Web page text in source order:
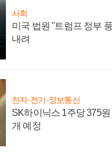
사회
미국 법원 "트럼프 정부
내려
전자·전기·정보통신
SK하이닉스 1주당 375
개 예정